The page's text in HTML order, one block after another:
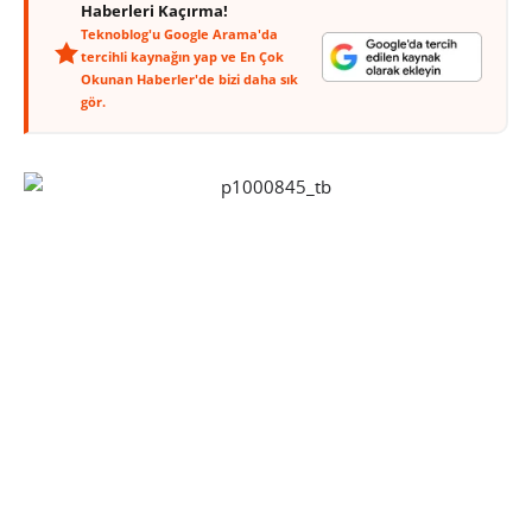
Haberleri Kaçırma!
Teknoblog'u Google Arama'da
tercihli kaynağın yap ve En Çok
Okunan Haberler'de bizi daha sık
gör.